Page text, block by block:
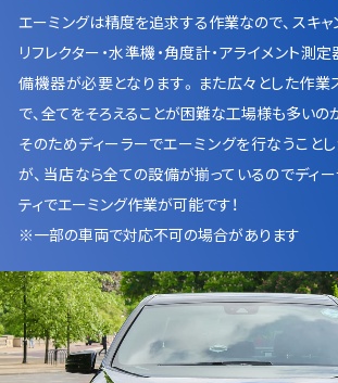
エーミングは精度を追求する作業なので、スキャ
リフレクター・水準機・角度計・アライメント測
備機器が必要となります。また広々とした作業
で、全てをそろえることが困難な工場様も多いの
そのためディーラーでエーミングを行なうこと
が、当店なら全ての設備が揃っているのでディ
ティでエーミング作業が可能です！
※一部の車両で対応不可の場合があります